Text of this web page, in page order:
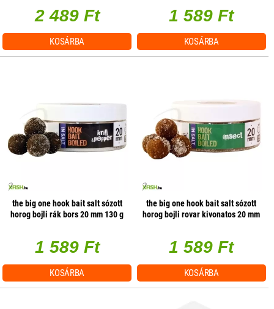
2 489 Ft
KOSÁRBA
1 589 Ft
KOSÁRBA
the big one hook bait salt sózott
horog bojli rák bors 20 mm 130 g
1 589 Ft
KOSÁRBA
the big one hook bait salt sózott
horog bojli rovar kivonatos 20 mm
1 589 Ft
KOSÁRBA